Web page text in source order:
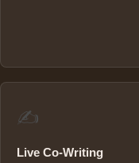
✍️
Live Co-Writing